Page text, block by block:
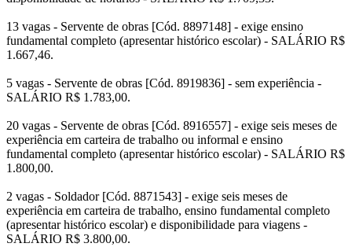
13 vagas - Servente de obras [Cód. 8897148] - exige ensino
fundamental completo (apresentar histórico escolar) - SALÁRIO R$
1.667,46.
5 vagas - Servente de obras [Cód. 8919836] - sem experiência -
SALÁRIO R$ 1.783,00.
20 vagas - Servente de obras [Cód. 8916557] - exige seis meses de
experiência em carteira de trabalho ou informal e ensino
fundamental completo (apresentar histórico escolar) - SALÁRIO R$
1.800,00.
2 vagas - Soldador [Cód. 8871543] - exige seis meses de
experiência em carteira de trabalho, ensino fundamental completo
(apresentar histórico escolar) e disponibilidade para viagens -
SALÁRIO R$ 3.800,00.